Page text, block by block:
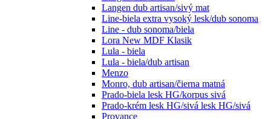
Langen dub artisan/sivý mat
Line-biela extra vysoký lesk/dub sonoma
Line - dub sonoma/biela
Lora New MDF Klasik
Lula - biela
Lula - biela/dub artisan
Menzo
Monro, dub artisan/čierna matná
Prado-biela lesk HG/korpus sivá
Prado-krém lesk HG/sivá lesk HG/sivá
Provance